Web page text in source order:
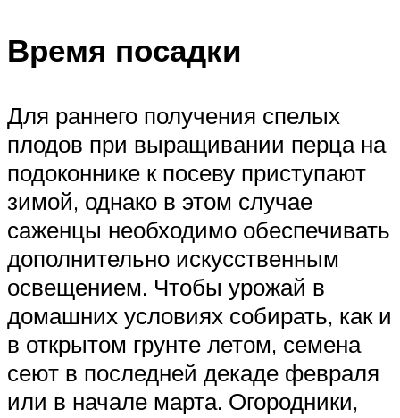
Время посадки
Для раннего получения спелых
плодов при выращивании перца на
подоконнике к посеву приступают
зимой, однако в этом случае
саженцы необходимо обеспечивать
дополнительно искусственным
освещением. Чтобы урожай в
домашних условиях собирать, как и
в открытом грунте летом, семена
сеют в последней декаде февраля
или в начале марта. Огородники,